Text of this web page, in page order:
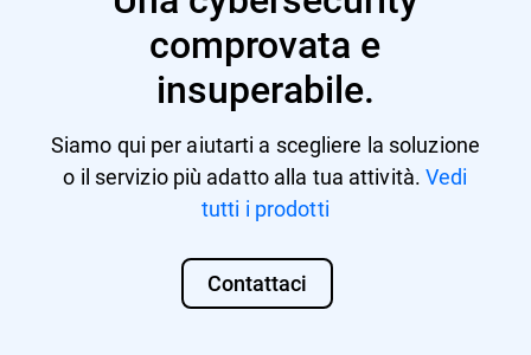
comprovata e
insuperabile.
Siamo qui per aiutarti a scegliere la soluzione
o il servizio più adatto alla tua attività.Vedi
tutti i prodotti
Contattaci